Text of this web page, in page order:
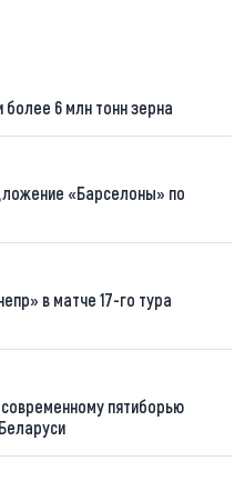
6 млн тонн зерна
«Барселоны» по
в матче 17-го тура
пятиборью